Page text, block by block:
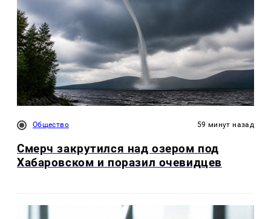
Общество 59 минут назад
Смерч закрутился над озером под
Хабаровском и поразил очевидцев